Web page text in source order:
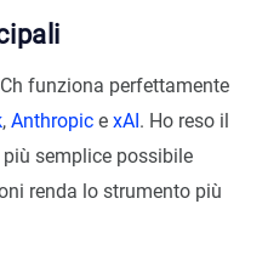
funziona perfettamente
, Anthropic e xAI. Ho reso il
semplice possibile
renda lo strumento più